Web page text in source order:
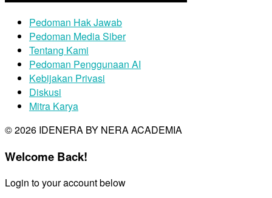
Pedoman Hak Jawab
Pedoman Media Siber
Tentang Kami
Pedoman Penggunaan AI
Kebijakan Privasi
Diskusi
Mitra Karya
© 2026 IDENERA BY NERA ACADEMIA
Welcome Back!
Login to your account below